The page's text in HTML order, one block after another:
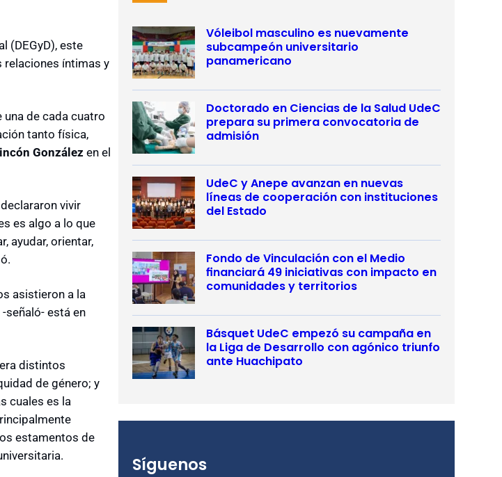
(DEGyD), este
relaciones íntimas y
una de cada cuatro
tanto física,
González en el
vivir
es algo a lo que
ayudar, orientar,
asistieron a la
señaló- está en
distintos
de género; y
cuales es la
estamentos de
Vóleibol masculino es nuevamente
subcampeón universitario
panamericano
Doctorado en Ciencias de la Salud UdeC
prepara su primera convocatoria de
admisión
UdeC y Anepe avanzan en nuevas
líneas de cooperación con instituciones
del Estado
Fondo de Vinculación con el Medio
financiará 49 iniciativas con impacto en
comunidades y territorios
Básquet UdeC empezó su campaña en
la Liga de Desarrollo con agónico triunfo
ante Huachipato
Síguenos